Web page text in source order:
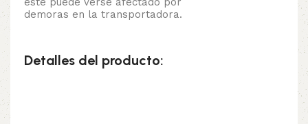
demoras en la transportadora.
Detalles del producto: